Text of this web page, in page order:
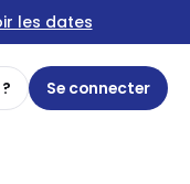
les dates
Se connecter